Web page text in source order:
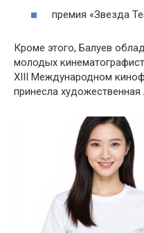
премия «Звезда
Кроме этого, Балуев
молодых
XIII Международном
принесла